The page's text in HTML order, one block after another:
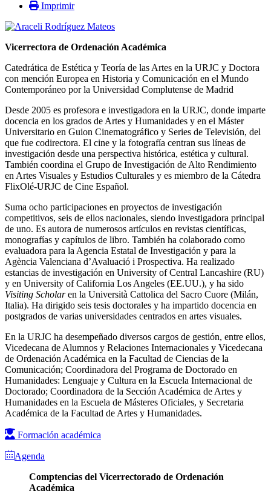
Imprimir
Vicerrectora de Ordenación Académica
Catedrática de Estética y Teoría de las Artes en la URJC y Doctora
con mención Europea en Historia y Comunicación en el Mundo
Contemporáneo por la Universidad Complutense de Madrid
Desde 2005 es profesora e investigadora en la URJC, donde imparte
docencia en los grados de Artes y Humanidades y en el Máster
Universitario en Guion Cinematográfico y Series de Televisión, del
que fue codirectora. El cine y la fotografía centran sus líneas de
investigación desde una perspectiva histórica, estética y cultural.
También coordina el Grupo de Investigación de Alto Rendimiento
en Artes Visuales y Estudios Culturales y es miembro de la Cátedra
FlixOlé-URJC de Cine Español.
Suma ocho participaciones en proyectos de investigación
competitivos, seis de ellos nacionales, siendo investigadora principal
de uno. Es autora de numerosos artículos en revistas científicas,
monografías y capítulos de libro. También ha colaborado como
evaluadora para la Agencia Estatal de Investigación y para la
Agència Valenciana d’Avaluació i Prospectiva. Ha realizado
estancias de investigación en University of Central Lancashire (RU)
y en University of California Los Angeles (EE.UU.), y ha sido
Visiting Scholaren la Università Cattolica del Sacro Cuore (Milán,
Italia). Ha dirigido seis tesis doctorales y ha impartido docencia en
postgrados de varias universidades centrados en artes visuales.
En la URJC ha desempeñado diversos cargos de gestión, entre ellos,
Vicedecana de Alumnos y Relaciones Internacionales y Vicedecana
de Ordenación Académica en la Facultad de Ciencias de la
Comunicación; Coordinadora del Programa de Doctorado en
Humanidades: Lenguaje y Cultura en la Escuela Internacional de
Doctorado; Coordinadora de la Sección Académica de Artes y
Humanidades en la Escuela de Másteres Oficiales, y Secretaria
Académica de la Facultad de Artes y Humanidades.
Formación académica
Agenda
Comptencias del Vicerrectorado de Ordenación
Académica